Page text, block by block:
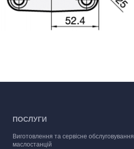
ПОСЛУГИ
Виготовлення та сервісне обслуговування
маслостанцій